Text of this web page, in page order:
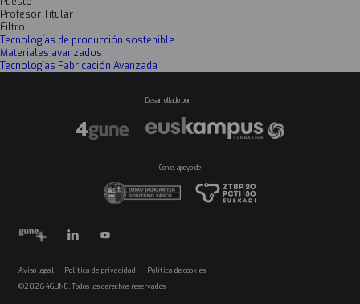
Profesor Titular
Filtro
Tecnologías de producción sostenible
Materiales avanzados
Tecnologías Fabricación Avanzada
Desarrollado por
Con el apoyo de
Menú
Aviso legal Política de privacidad
Política de cookies
©2026 4GUNE. Todos los derechos reservados